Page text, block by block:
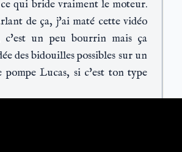
qui bride vraiment le moteur.
de ça, j'ai maté cette vidéo
un peu bourrin mais ça
des bidouilles possibles sur un
Lucas, si c'est ton type